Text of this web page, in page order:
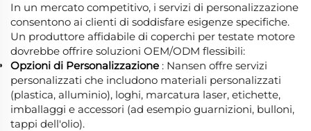
In un mercato competitivo, i servizi di personalizzazione
consentono ai clienti di soddisfare esigenze specifiche.
Un produttore affidabile di coperchi per testate motore
dovrebbe offrire soluzioni OEM/ODM flessibili:
Opzioni di Personalizzazione : Nansen offre servizi
personalizzati che includono materiali personalizzati
(plastica, alluminio), loghi, marcatura laser, etichette,
imballaggi e accessori (ad esempio guarnizioni, bulloni,
tappi dell'olio).